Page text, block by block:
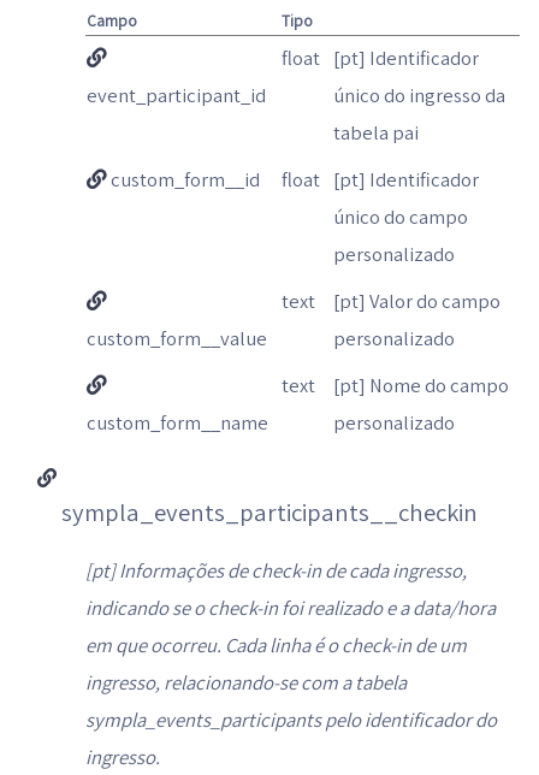
Campo Tipo
event_participant_id
float [pt] Identificador
único do ingresso da
tabela pai
custom_form__id
float [pt] Identificador
único do campo
personalizado
custom_form__value
text
[pt] Valor do campo
personalizado
custom_form__name
text
[pt] Nome do campo
personalizado
sympla_events_participants__checkin
[pt] Informações de check-in de cada ingresso,
indicando se o check-in foi realizado e a data/hora
em que ocorreu. Cada linha é o check-in de um
ingresso, relacionando-se com a tabela
sympla_events_participants pelo identificador do
ingresso.